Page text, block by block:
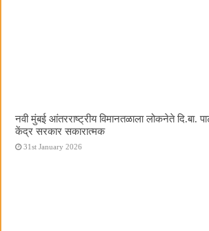
नवी मुंबई आंतरराष्ट्रीय विमानतळाला लोकनेते दि.बा.
केंद्र सरकार सकारात्मक
31st January 2026